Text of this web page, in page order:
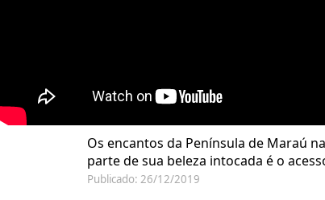
Os encantos da Península de Maraú
parte de sua beleza intocada é o
Publicado: 26/12/2019